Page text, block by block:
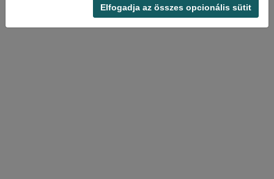
Elfogadja az összes opcionális sütit